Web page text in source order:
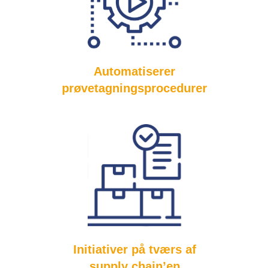
Automatiserer
prøvetagningsprocedurer
Initiativer på tværs af